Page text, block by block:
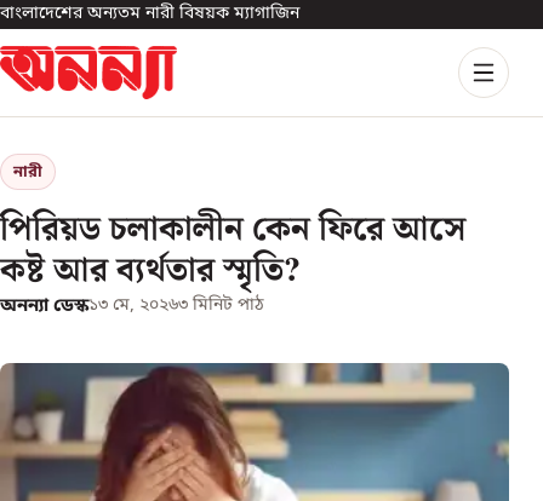
বাংলাদেশের অন্যতম নারী বিষয়ক ম্যাগাজিন
নারী
পিরিয়ড চলাকালীন কেন ফিরে আসে
কষ্ট আর ব্যর্থতার স্মৃতি?
অনন্যা ডেস্ক১৩ মে, ২০২৬৩ মিনিট পাঠ